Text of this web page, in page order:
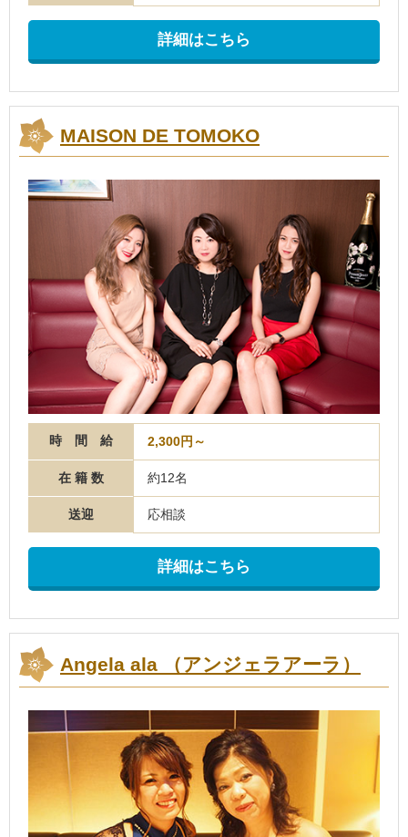
詳細はこちら
MAISON DE TOMOKO
時 間 給 2,300円～
在 籍 数 約12名
送迎 応相談
詳細はこちら
Angela ala （アンジェラアーラ）